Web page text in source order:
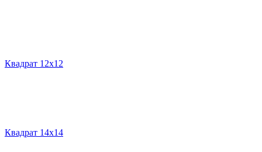
Квадрат 12х12
Квадрат 14х14